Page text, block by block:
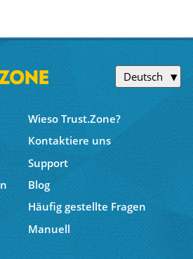
Deutsch
Wieso Trust.Zone?
Kontaktiere uns
Support
Blog
Häufig gestellte Fragen
Manuell